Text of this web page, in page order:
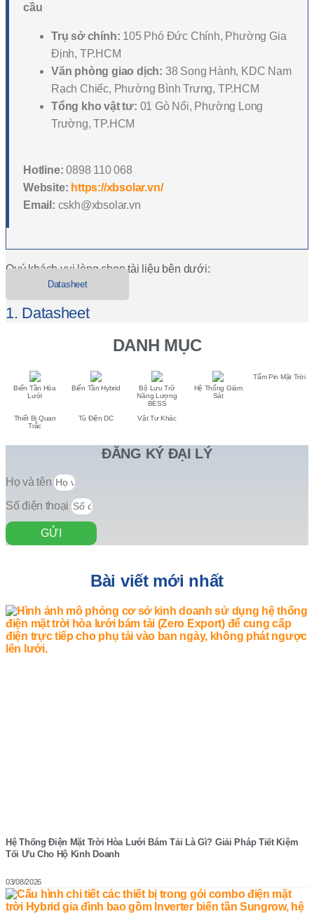
cầu
Trụ sở chính: 105 Phó Đức Chính, Phường Gia
Định, TP.HCM
Văn phòng giao dịch: 38 Song Hành, KDC Nam
Rạch Chiếc, Phường Bình Trưng, TP.HCM
Tổng kho vật tư: 01 Gò Nổi, Phường Long
Trường, TP.HCM
Hotline: 0898 110 068
Website: https://xbsolar.vn/
Email: cskh@xbsolar.vn
Quý khách vui lòng chọn tài liệu bên dưới:
Datasheet
1. Datasheet
DANH MỤC
Biến Tần Hòa
Lưới
Biến Tần Hybrid
Bộ Lưu Trữ
Năng Lượng
BESS
Hệ Thống Giám
Sát
Tấm Pin Mặt Trời
Thiết Bị Quan
Trắc
Tủ Điện DC Vật Tư Khác
ĐĂNG KÝ ĐẠI LÝ
Họ và tên
Số điện thoại
GỬI
Bài viết mới nhất
Hệ Thống Điện Mặt Trời Hòa Lưới Bám Tải Là Gì? Giải Pháp Tiết Kiệm
Tối Ưu Cho Hộ Kinh Doanh
03/08/2026